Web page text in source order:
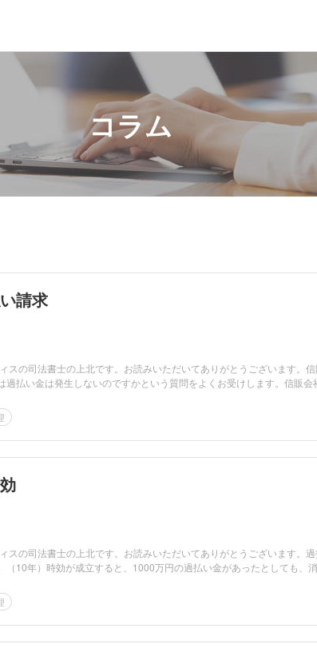
コラム
請求
スの司法書士の上北です。お読みいただいてありがとうございます。
過払い金は発生しないのですかという質問をよくお受けします。信販会
スの司法書士の上北です。お読みいただいてありがとうございます。
（10年）時効が成立すると、1000万円の過払い金があったとしても、